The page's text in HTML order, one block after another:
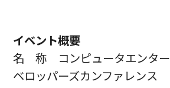
イベント概要
名 称
コンピュータエンタ
ベロッパーズカンファレンス